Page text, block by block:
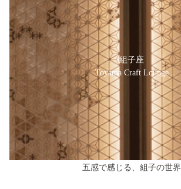
組子座
Toyama Craft Lounge
五感で感じる、組子の世界